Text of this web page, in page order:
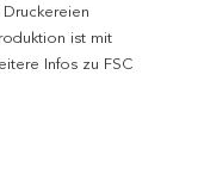
ist mit
Infos zu FSC